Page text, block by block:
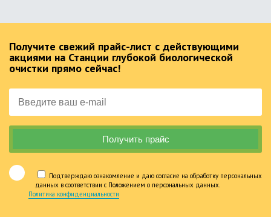
Получите свежий прайс-лист с действующими
акциями на Станции глубокой биологической
очистки прямо сейчас!
Подтверждаю ознакомление и даю согласие на обработку персональных
данных в соответствии с Положением о персональных данных.
Политика конфиденциальности